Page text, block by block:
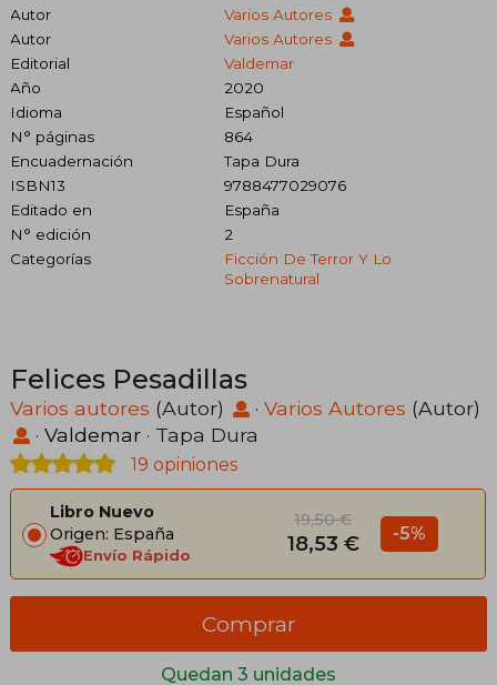
Autor
Varios Autores
Autor
Varios Autores
Editorial
Valdemar
Año
2020
Idioma
Español
N° páginas
864
Encuadernación
Tapa Dura
ISBN13
9788477029076
Editado en
España
N° edición
2
Categorías
Ficción De Terror Y Lo
Sobrenatural
Felices Pesadillas
Varios autores (Autor) · Varios Autores (Autor)
· Valdemar · Tapa Dura
19 opiniones
Libro Nuevo
Origen: España
Envío Rápido
19,50 €
18,53 € -5%
Quedan 3 unidades
Comprar